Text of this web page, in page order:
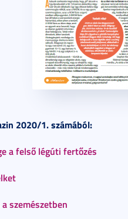
2020/1. számából:
a felső légúti fertőzés
szemészetben